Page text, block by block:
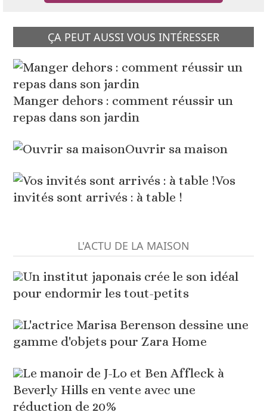
ÇA PEUT AUSSI VOUS INTÉRESSER
Manger dehors : comment réussir un
repas dans son jardin
Ouvrir sa maison
Vos
invités sont arrivés : à table !
L'ACTU DE LA MAISON
Un institut japonais crée le son idéal
pour endormir les tout-petits
L'actrice Marisa Berenson dessine une
gamme d'objets pour Zara Home
Le manoir de J-Lo et Ben Affleck à
Beverly Hills en vente avec une
réduction de 20%